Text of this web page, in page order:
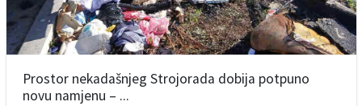
Prostor nekadašnjeg Strojorada dobija potpuno
novu namjenu – ...